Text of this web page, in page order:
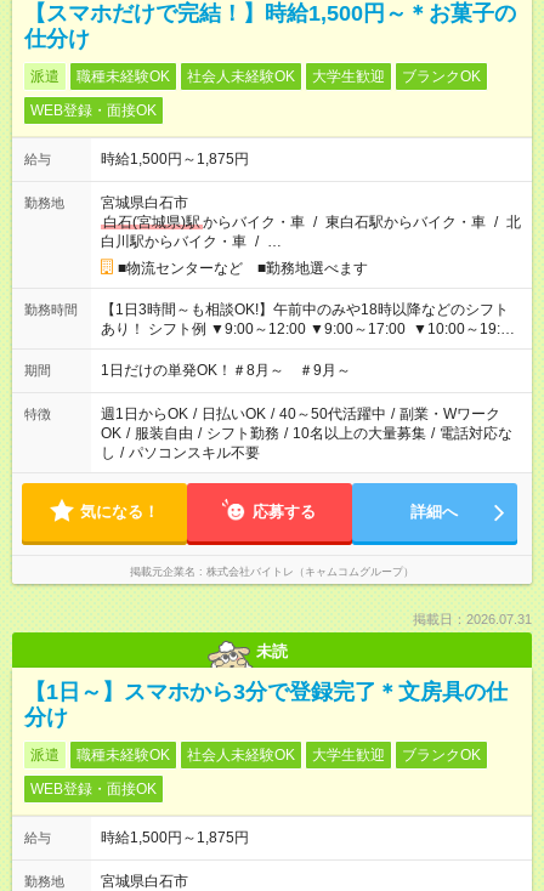
【スマホだけで完結！】時給1,500円～＊お菓子の
仕分け
派遣 職種未経験OK 社会人未経験OK 大学生歓迎
ブランクOK
WEB登録・面接OK
給与 時給1,500円～1,875円
勤務地
宮城県白石市
白石(宮城県)駅からバイク・車 / 東白石駅からバイク・車 / 北
白川駅からバイク・車 / …
■物流センターなど ■勤務地選べます
勤務時間
【1日3時間～も相談OK!】午前中のみや18時以降などのシフト
あり！ シフト例 ▼9:00～12:00 ▼9:00～17:00 ▼10:00～19:00
▼18:00～21:00
期間 1日だけの単発OK！＃8月～ ＃9月～
特徴 週1日からOK / 日払いOK / 40～50代活躍中 / 副業・Wワーク
OK / 服装自由 / シフト勤務 / 10名以上の大量募集 / 電話対応な
し / パソコンスキル不要
気になる！ 応募する 詳細へ
掲載元企業名 株式会社バイトレ（キャムコムグループ）
掲載日：2026.07.31
未読
【1日～】スマホから3分で登録完了＊文房具の仕
分け
派遣 職種未経験OK 社会人未経験OK 大学生歓迎
ブランクOK
WEB登録・面接OK
給与 時給1,500円～1,875円
勤務地
宮城県白石市